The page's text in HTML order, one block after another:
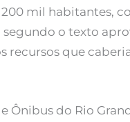
mil habitantes,
o texto
recursos que
Ônibus do Rio